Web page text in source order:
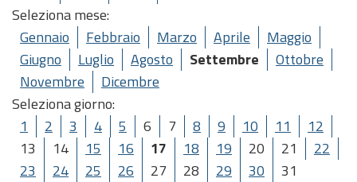
Seleziona mese:
Gennaio
Febbraio Marzo Aprile
Maggio
Giugno
Luglio Agosto Settembre
Ottobre
Novembre
Dicembre
Seleziona giorno:
1
2 3 4 5 6 7 8 9 10 11
12
13
14 15 16 17 18 19 20 21
22
23
24 25 26 27 28 29 30 31